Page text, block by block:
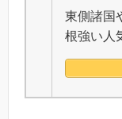
東側諸国
根強い人